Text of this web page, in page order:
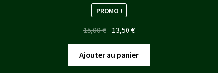
PROMO !
15,00€ Le
prix
initial
était :
13,50€Le
prix
actuel
est :
Ajouter au panier